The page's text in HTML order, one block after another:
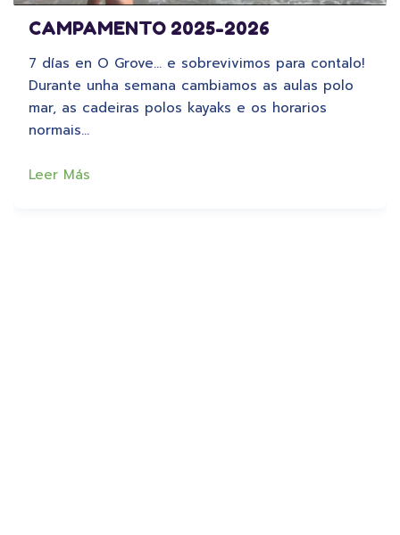
CAMPAMENTO 2025-2026
7 días en O Grove… e sobrevivimos para contalo!
Durante unha semana cambiamos as aulas polo
mar, as cadeiras polos kayaks e os horarios
normais…
Leer Más